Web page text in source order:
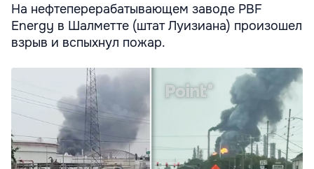
На нефтеперерабатывающем заводе PBF
Energy в Шалметте (штат Луизиана) произошел
взрыв и вспыхнул пожар.